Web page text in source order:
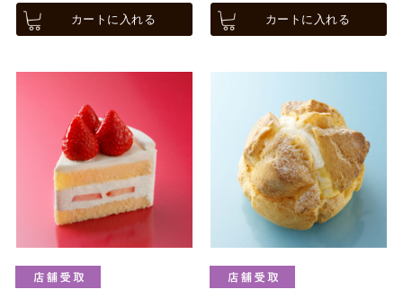
カートに入れる カートに入れる